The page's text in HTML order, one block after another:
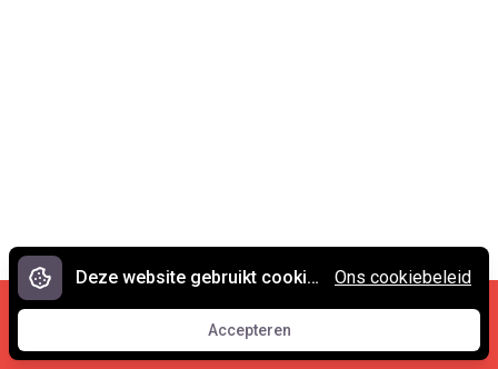
Cookies en privacy •
Contact
© 2007 - 2026 Spreekwoorden.nl
Deze website gebruikt cookies.
Accepteren
Accepteren
Ons cookiebeleid